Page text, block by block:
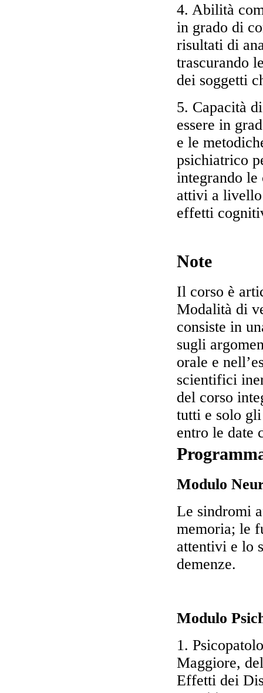
4. Abilità
in grado di
risultati di
trascurando
dei soggetti
5. Capacità
essere in
e le
psichiatrico
integrando le
attivi a livello
effetti
Note
Il corso è
Modalità di
consiste in
sugli
orale e
scientifici
del corso
tutti e solo
entro le date
Modulo
Le sindromi
memoria; le
attentivi e lo
demenze.
Modulo
1.
Maggiore,
Effetti dei